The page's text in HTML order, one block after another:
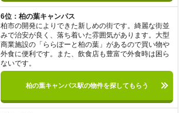
6位：柏の葉キャンパス
柏市の開発によりできた新しめの街です。綺麗な街並
みで治安が良く、落ち着いた雰囲気があります。大型
商業施設の「ららぽーと柏の葉」があるので買い物や
外食に便利です。また、飲食店も豊富で外食時は困ら
ないです。
柏の葉キャンパス駅の物件を探してもらう